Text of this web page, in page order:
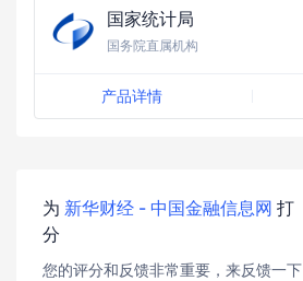
国家统计局
国务院直属机构
产品详情
为 新华财经 - 中国金融信息网 打
分
您的评分和反馈非常重要，来反馈一下